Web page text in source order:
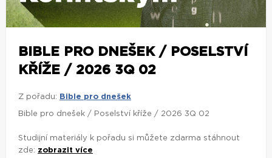
BIBLE PRO DNEŠEK / POSELSTVÍ
KŘÍŽE / 2026 3Q 02
Z pořadu: Bible pro dnešek
Bible pro dnešek / Poselství kříže / 2026 3Q 02
Studijní materiály k pořadu si můžete zdarma stáhnout
zde: zobrazit více